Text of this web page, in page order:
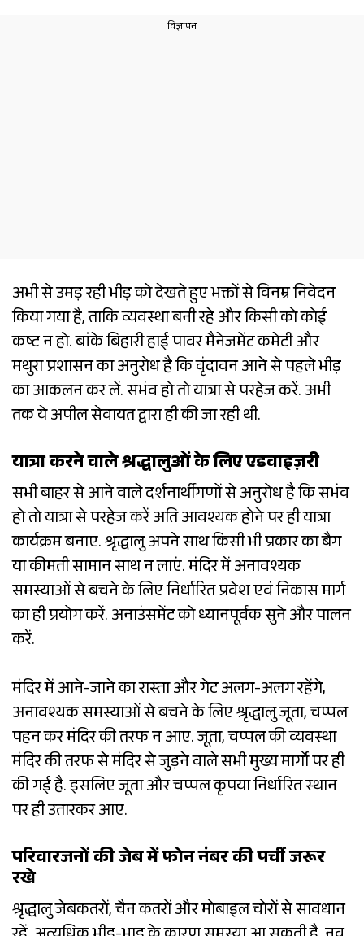
अभी से उमड़ रही भीड़ को देखते हुए भक्तों से विनम्र निवेदन
किया गया है, ताकि व्यवस्था बनी रहे और किसी को कोई
कष्ट न हो. बांके बिहारी हाई पावर मैनेजमेंट कमेटी और
मथुरा प्रशासन का अनुरोध है कि वृंदावन आने से पहले भीड़
का आकलन कर लें. सभंव हो तो यात्रा से परहेज करें. अभी
तक ये अपील सेवायत द्वारा ही की जा रही थी.
यात्रा करने वाले श्रद्धालुओं के लिए एडवाइज़री
सभी बाहर से आने वाले दर्शनार्थीगणों से अनुरोध है कि सभंव
हो तो यात्रा से परहेज करें अति आवश्यक होने पर ही यात्रा
कार्यक्रम बनाए. श्रृद्धालु अपने साथ किसी भी प्रकार का बैग
या कीमती सामान साथ न लाएं. मंदिर में अनावश्यक
समस्याओं से बचने के लिए निर्धारित प्रवेश एवं निकास मार्ग
का ही प्रयोग करें. अनाउंसमेंट को ध्यानपूर्वक सुने और पालन
करें.
मंदिर में आने-जाने का रास्ता और गेट अलग-अलग रहेंगे,
अनावश्यक समस्याओं से बचने के लिए श्रृद्धालु जूता, चप्पल
पहन कर मंदिर की तरफ न आए. जूता, चप्पल की व्यवस्था
मंदिर की तरफ से मंदिर से जुड़ने वाले सभी मुख्य मार्गो पर ही
की गई है. इसलिए जूता और चप्पल कृपया निर्धारित स्थान
पर ही उतारकर आए.
परिवारजनों की जेब में फोन नंबर की पर्ची जरूर
रखे
श्रृद्धालु जेबकतरों, चैन कतरों और मोबाइल चोरों से सावधान